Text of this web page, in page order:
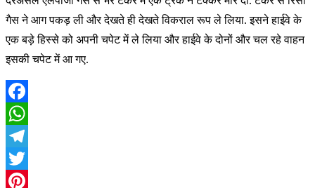
गैस ने आग पकड़ ली और देखते ही देखते विकराल रूप ले लिया. इसने हाईवे के
एक बड़े हिस्से को अपनी चपेट में ले लिया और हाईवे के दोनों और चल रहे वाहन
इसकी चपेट में आ गए.
Facebook
WhatsApp
Telegram
Twitter